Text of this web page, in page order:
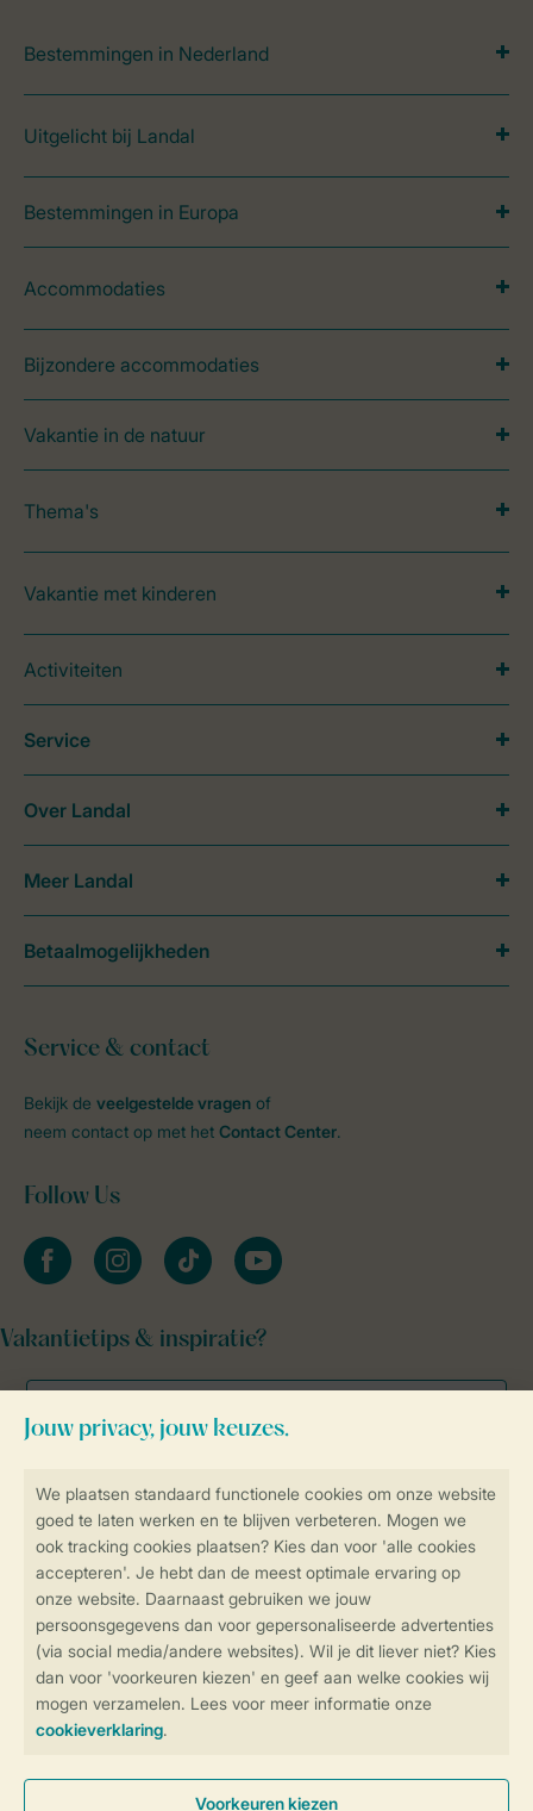
Controle over jouw gegevens &
Instellingen wijzigen
Veilig en snel online boeken
Veilige gegevensoverdracht
Veilige betaling
Bestemmingen in Nederland
Uitgelicht bij Landal
Bestemmingen in Europa
Accommodaties
Bijzondere accommodaties
Vakantie in de natuur
Thema's
Vakantie met kinderen
Activiteiten
Service & contact
Bekijk de veelgestelde vragen of
neem contact op met het Contact Center.
Follow Us
facebookinstagramtiktok youtube
Vakantietips & inspiratie?
Service
Over Landal
Meer Landal
Betaalmogelijkheden